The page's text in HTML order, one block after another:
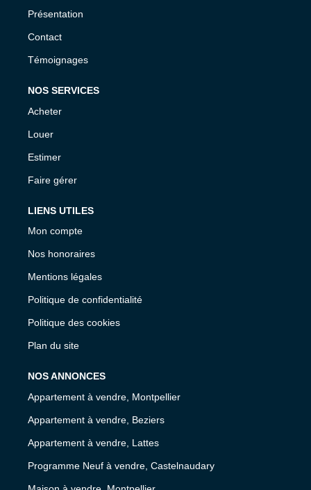
Présentation
Contact
Témoignages
NOS SERVICES
Acheter
Louer
Estimer
Faire gérer
LIENS UTILES
Mon compte
Nos honoraires
Mentions légales
Politique de confidentialité
Politique des cookies
Plan du site
NOS ANNONCES
Appartement à vendre, Montpellier
Appartement à vendre, Beziers
Appartement à vendre, Lattes
Programme Neuf à vendre, Castelnaudary